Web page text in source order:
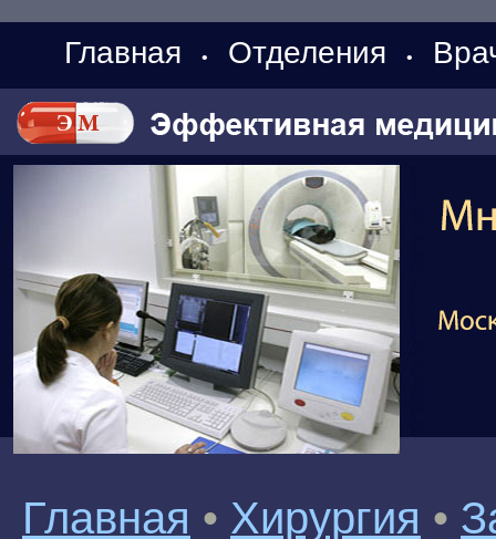
Главная • Отделения •
Главная • Хирургия •